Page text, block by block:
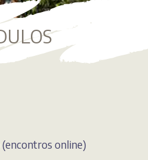
online)